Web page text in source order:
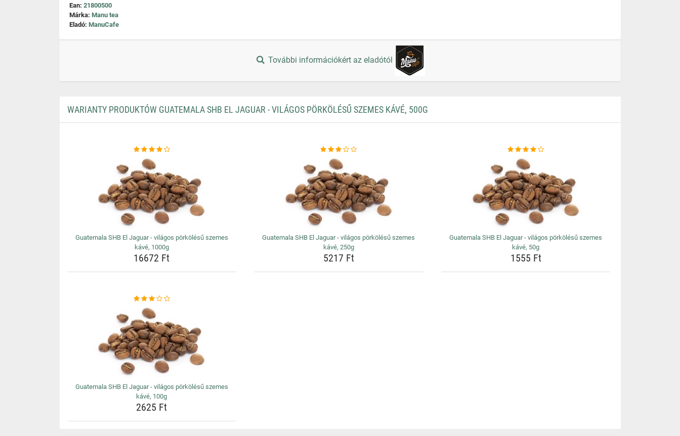
Ean: 21800500
Márka: Manu tea
Eladó: ManuCafe
További információkért az eladótól
WARIANTY PRODUKTÓW GUATEMALA SHB EL JAGUAR - VILÁGOS PÖRKÖLÉSŰ SZEMES KÁVÉ, 500G
Guatemala SHB El Jaguar - világos pörkölésű szemes
kávé, 1000g
16672 Ft
Guatemala SHB El Jaguar - világos pörkölésű szemes
kávé, 250g
5217 Ft
Guatemala SHB El Jaguar - világos pörkölésű szemes
kávé, 50g
1555 Ft
Guatemala SHB El Jaguar - világos pörkölésű szemes
kávé, 100g
2625 Ft